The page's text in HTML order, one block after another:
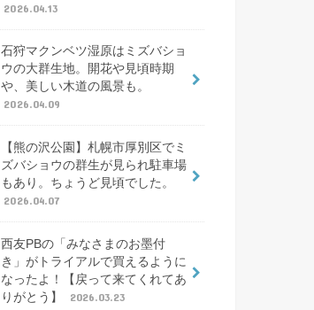
2026.04.13
石狩マクンベツ湿原はミズバショ
ウの大群生地。開花や見頃時期
や、美しい木道の風景も。
2026.04.09
【熊の沢公園】札幌市厚別区でミ
ズバショウの群生が見られ駐車場
もあり。ちょうど見頃でした。
2026.04.07
西友PBの「みなさまのお墨付
き」がトライアルで買えるように
なったよ！【戻って来てくれてあ
りがとう】
2026.03.23